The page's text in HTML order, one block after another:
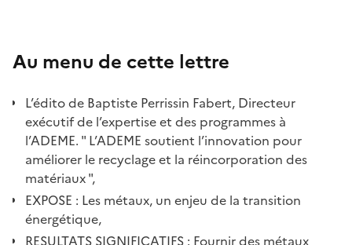
Au menu de cette lettre
L’édito de Baptiste Perrissin Fabert, Directeur
exécutif de l’expertise et des programmes à
l’ADEME. " L’ADEME soutient l’innovation pour
améliorer le recyclage et la réincorporation des
matériaux ",
EXPOSE : Les métaux, un enjeu de la transition
énergétique,
RESULTATS SIGNIFICATIFS : Fournir des métaux